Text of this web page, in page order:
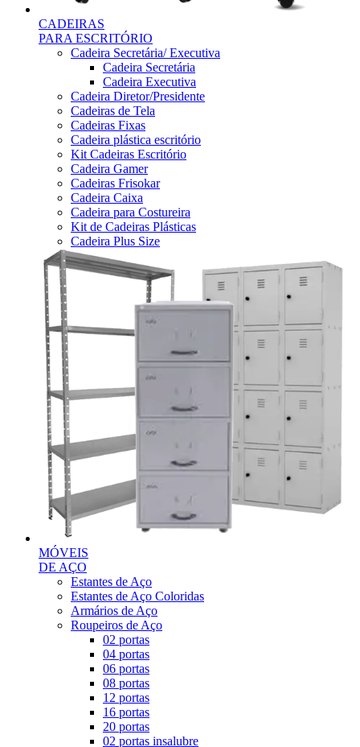
CADEIRAS
PARA ESCRITÓRIO
Cadeira Secretária/ Executiva
Cadeira Secretária
Cadeira Executiva
Cadeira Diretor/Presidente
Cadeiras de Tela
Cadeiras Fixas
Cadeira plástica escritório
Kit Cadeiras Escritório
Cadeira Gamer
Cadeiras Frisokar
Cadeira Caixa
Cadeira para Costureira
Kit de Cadeiras Plásticas
Cadeira Plus Size
MÓVEIS
DE AÇO
Estantes de Aço
Estantes de Aço Coloridas
Armários de Aço
Roupeiros de Aço
02 portas
04 portas
06 portas
08 portas
12 portas
16 portas
20 portas
02 portas insalubre